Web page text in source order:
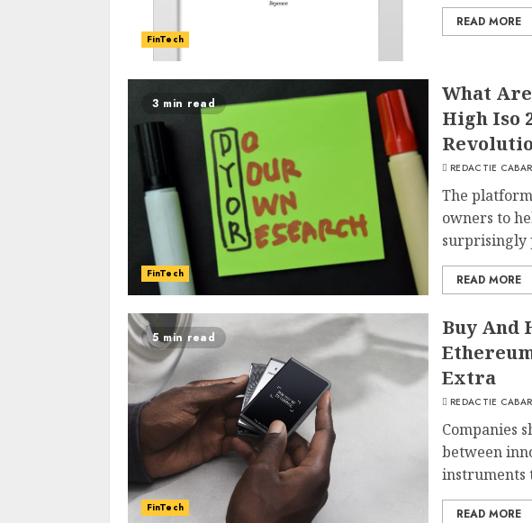
FinTech
READ MORE
3 min read
FinTech
What Are
High Iso
REDACTIE
The
owners to
surprisingly
READ MORE
5 min read
FinTech
Buy And
Extra
REDACTIE
Companies
between
instruments
READ MORE